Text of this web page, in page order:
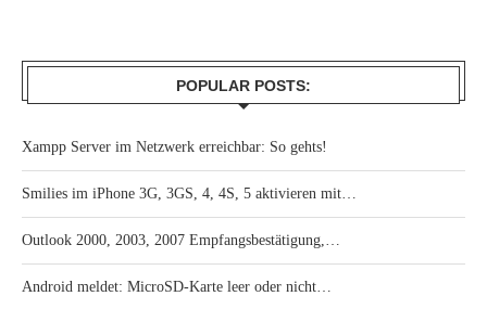
POPULAR POSTS:
Xampp Server im Netzwerk erreichbar: So gehts!
Smilies im iPhone 3G, 3GS, 4, 4S, 5 aktivieren mit…
Outlook 2000, 2003, 2007 Empfangsbestätigung,…
Android meldet: MicroSD-Karte leer oder nicht…